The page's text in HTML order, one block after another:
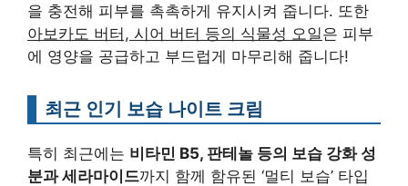
을 충전해 피부를 촉촉하게 유지시켜 줍니다. 또한
아보카도 버터, 시어 버터 등의 식물성 오일은 피부
에 영양을 공급하고 부드럽게 마무리해 줍니다!
최근 인기 보습 나이트 크림
특히 최근에는 비타민 B5, 판테놀 등의 보습 강화 성
분과 세라마이드까지 함께 함유된 ‘멀티 보습’ 타입